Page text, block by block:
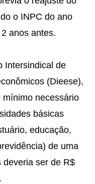
o INPC do ano
anos antes.
Intersindical de
(Dieese),
necessário
básicas
educação,
de uma
ser de R$